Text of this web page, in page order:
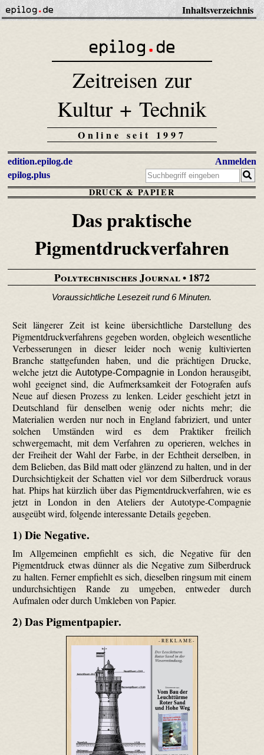
Inhaltsverzeichnis
Zeitreisen zur
Kultur + Technik
Online seit 1997
edition.epilog.de
epilog.plus
Anmelden
DRUCK & PAPIER
Das praktische
Pigmentdruckverfahren
Polytechnisches Journal• 1872
Voraussichtliche Lesezeit rund 6 Minuten.
Seit längerer Zeit ist keine übersichtliche Darstellung des
Pigment­druck­verfahrens gegeben worden, obgleich wesentliche
Verbesserungen in dieser leider noch wenig kultivierten
Branche stattgefunden haben, und die prächtigen Drucke,
welche jetzt die Autotype-Compagniein London herausgibt,
wohl geeignet sind, die Aufmerksamkeit der Fotografen aufs
Neue auf diesen Prozess zu lenken. Leider geschieht jetzt in
Deutschland für denselben wenig oder nichts mehr; die
Materialien werden nur noch in England fabriziert, und unter
solchen Umständen wird es dem Praktiker freilich
schwergemacht, mit dem Verfahren zu operieren, welches in
der Freiheit der Wahl der Farbe, in der Echtheit derselben, in
dem Belieben, das Bild matt oder glänzend zu halten, und in der
Durchsichtigkeit der Schatten viel vor dem Silberdruck voraus
hat. Phips hat kürzlich über das Pigment­druck­verfahren, wie es
jetzt in London in den Ateliers der Autotype-Compagnie
ausgeübt wird, folgende interessante Details gegeben.
1) Die Negative.
Im Allgemeinen empfiehlt es sich, die Negative für den
Pigment­druck etwas dünner als die Negative zum Silberdruck
zu halten. Ferner empfiehlt es sich, dieselben ringsum mit einem
undurchsichtigen Rande zu umgeben, entweder durch
Aufmalen oder durch Umkleben von Papier.
2) Das Pigmentpapier.
- R E K L A M E -